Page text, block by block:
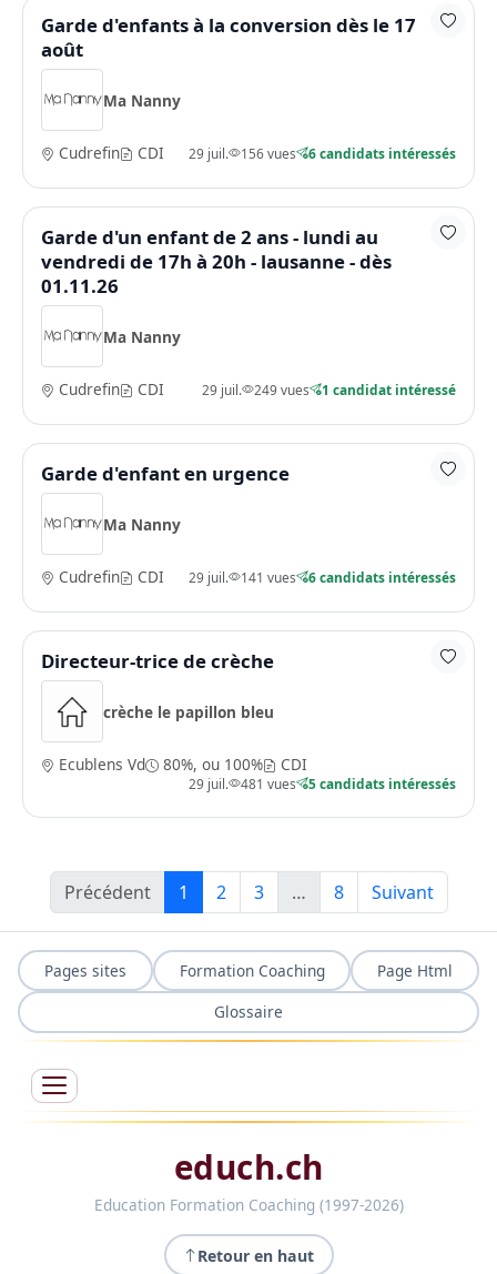
Garde d'enfants à la conversion dès le 17
août
Ma Nanny
Cudrefin CDI 29 juil. 156 vues 6 candidats intéressés
Garde d'un enfant de 2 ans - lundi au
vendredi de 17h à 20h - lausanne - dès
01.11.26
Ma Nanny
Cudrefin CDI 29 juil. 249 vues 1 candidat intéressé
Garde d'enfant en urgence
Ma Nanny
Cudrefin CDI 29 juil. 141 vues 6 candidats intéressés
Directeur-trice de crèche
crèche le papillon bleu
Ecublens Vd 80%, ou 100% CDI
29 juil. 481 vues 5 candidats intéressés
Précédent 1 2 3 … 8 Suivant
Pages sites Formation Coaching
Page Html
Glossaire
educh.ch
Education Formation Coaching (1997-2026)
Retour en haut